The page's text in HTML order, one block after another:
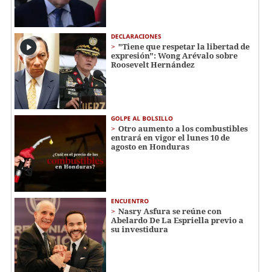
DECLARACIONES
"Tiene que respetar la libertad de
expresión": Wong Arévalo sobre
Roosevelt Hernández
GOLPE AL BOLSILLO
Otro aumento a los combustibles
entrará en vigor el lunes 10 de
agosto en Honduras
ENCUENTRO
Nasry Asfura se reúne con
Abelardo De La Espriella previo a
su investidura